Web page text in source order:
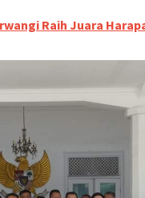
Raih Juara